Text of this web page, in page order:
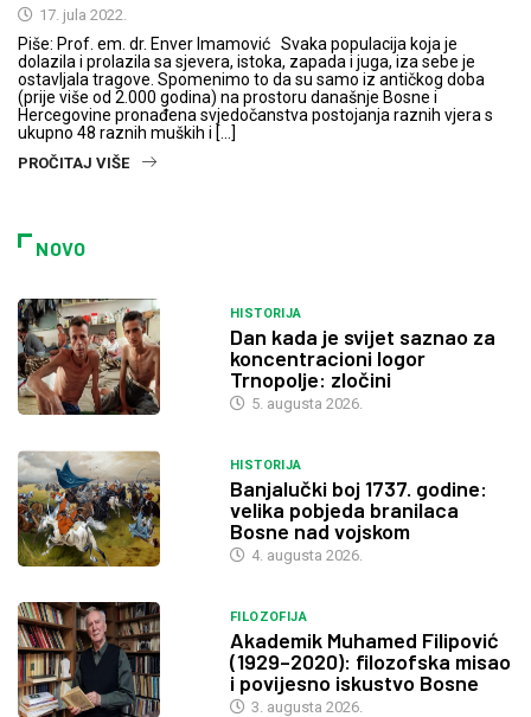
17. jula 2022.
Piše: Prof. em. dr. Enver Imamović Svaka populacija koja je
dolazila i prolazila sa sjevera, istoka, zapada i juga, iza sebe je
ostavljala tragove. Spomenimo to da su samo iz antičkog doba
(prije više od 2.000 godina) na prostoru današnje Bosne i
Hercegovine pronađena svjedočanstva postojanja raznih vjera s
ukupno 48 raznih muških i […]
PROČITAJ VIŠE
NOVO
HISTORIJA
Dan kada je svijet saznao za
koncentracioni logor
Trnopolje: zločini
5. augusta 2026.
HISTORIJA
Banjalučki boj 1737. godine:
velika pobjeda branilaca
Bosne nad vojskom
4. augusta 2026.
FILOZOFIJA
Akademik Muhamed Filipović
(1929–2020): filozofska misao
i povijesno iskustvo Bosne
3. augusta 2026.